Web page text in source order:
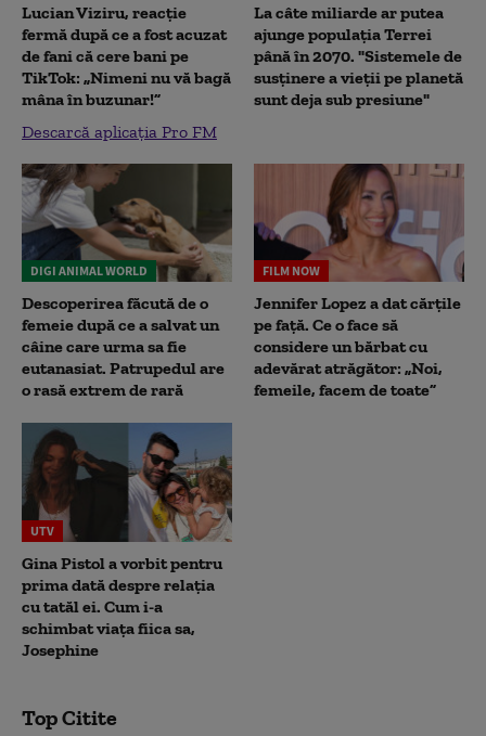
Lucian Viziru, reacție
fermă după ce a fost acuzat
de fani că cere bani pe
TikTok: „Nimeni nu vă bagă
mâna în buzunar!”
Descarcă aplicația Pro FM
La câte miliarde ar putea
ajunge populația Terrei
până în 2070. "Sistemele de
susținere a vieții pe planetă
sunt deja sub presiune"
DIGI ANIMAL WORLD
Descoperirea făcută de o
femeie după ce a salvat un
câine care urma sa fie
eutanasiat. Patrupedul are
o rasă extrem de rară
FILM NOW
Jennifer Lopez a dat cărțile
pe față. Ce o face să
considere un bărbat cu
adevărat atrăgător: „Noi,
femeile, facem de toate”
UTV
Gina Pistol a vorbit pentru
prima dată despre relația
cu tatăl ei. Cum i-a
schimbat viața fiica sa,
Josephine
Top Citite